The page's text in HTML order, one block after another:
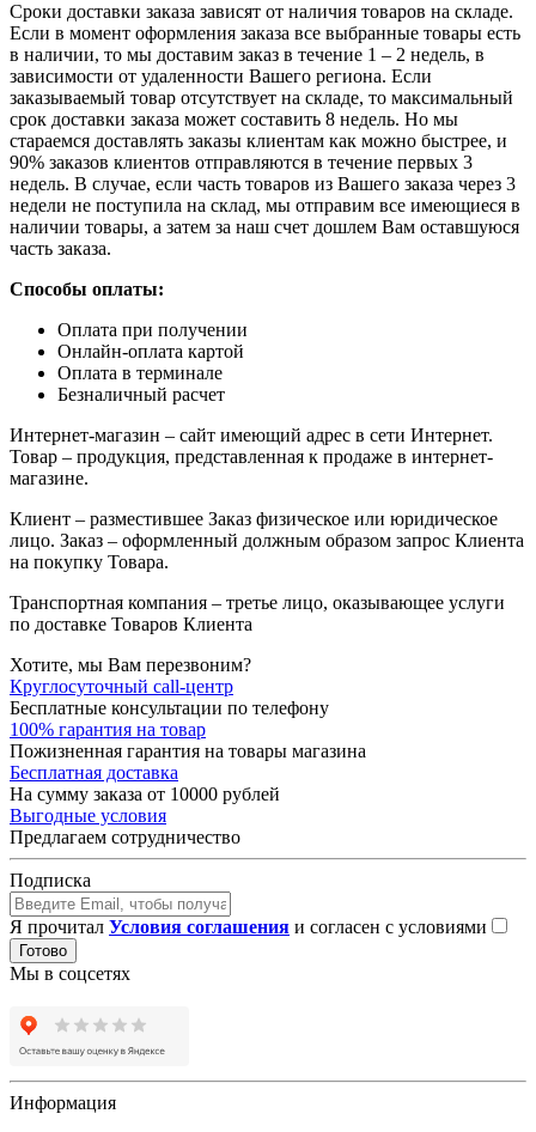
Сроки доставки заказа зависят от наличия товаров на складе.
Если в момент оформления заказа все выбранные товары есть
в наличии, то мы доставим заказ в течение 1 – 2 недель, в
зависимости от удаленности Вашего региона. Если
заказываемый товар отсутствует на складе, то максимальный
срок доставки заказа может составить 8 недель. Но мы
стараемся доставлять заказы клиентам как можно быстрее, и
90% заказов клиентов отправляются в течение первых 3
недель. В случае, если часть товаров из Вашего заказа через 3
недели не поступила на склад, мы отправим все имеющиеся в
наличии товары, а затем за наш счет дошлем Вам оставшуюся
часть заказа.
Способы оплаты:
Оплата при получении
Онлайн-оплата картой
Оплата в терминале
Безналичный расчет
Интернет-магазин – сайт имеющий адрес в сети Интернет.
Товар – продукция, представленная к продаже в интернет-
магазине.
Клиент – разместившее Заказ физическое или юридическое
лицо. Заказ – оформленный должным образом запрос Клиента
на покупку Товара.
Транспортная компания – третье лицо, оказывающее услуги
по доставке Товаров Клиента
Хотите, мы Вам перезвоним?
Круглосуточный call-центр
Бесплатные консультации по телефону
100% гарантия на товар
Пожизненная гарантия на товары магазина
Бесплатная доставка
На сумму заказа от 10000 рублей
Выгодные условия
Предлагаем сотрудничество
Подписка
Я прочитал Условия соглашения и согласен с условиями
Готово
Мы в соцсетях
Информация